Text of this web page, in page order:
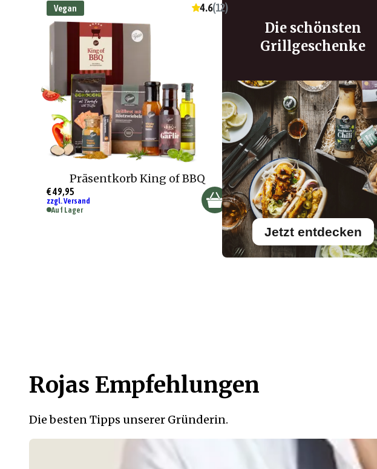
Vegan 4.6(12)
Präsentkorb King of BBQ
€ 49,95
zzgl. Versand
Auf Lager
Die schönsten
Grillgeschenke
Jetzt entdecken
Rojas Empfehlungen
Die besten Tipps unserer Gründerin.